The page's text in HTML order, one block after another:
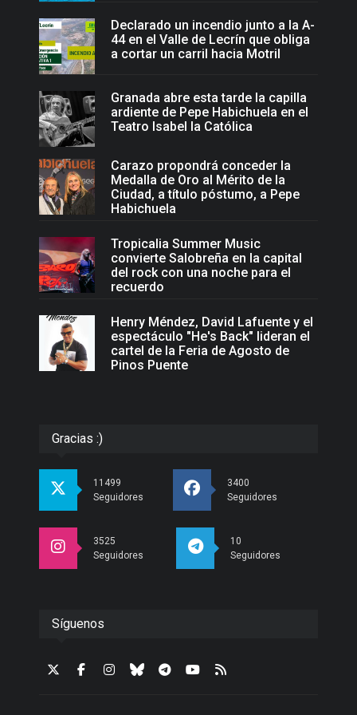
Declarado un incendio junto a la A-
44 en el Valle de Lecrín que obliga
a cortar un carril hacia Motril
Granada abre esta tarde la capilla
ardiente de Pepe Habichuela en el
Teatro Isabel la Católica
Carazo propondrá conceder la
Medalla de Oro al Mérito de la
Ciudad, a título póstumo, a Pepe
Habichuela
Tropicalia Summer Music
convierte Salobreña en la capital
del rock con una noche para el
recuerdo
Henry Méndez, David Lafuente y el
espectáculo "He's Back" lideran el
cartel de la Feria de Agosto de
Pinos Puente
Gracias :)
11499
Seguidores
3400
Seguidores
3525
Seguidores
10
Seguidores
Síguenos